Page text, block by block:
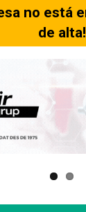
no está
de alta!